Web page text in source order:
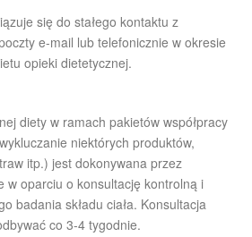
się do stałego kontaktu z
e-mail lub telefonicznie w okresie
opieki dietetycznej.
diety w ramach pakietów współpracy
niektórych produktów,
itp.) jest dokonywana przez
w oparciu o konsultację kontrolną i
badania składu ciała. Konsultacja
co 3-4 tygodnie.